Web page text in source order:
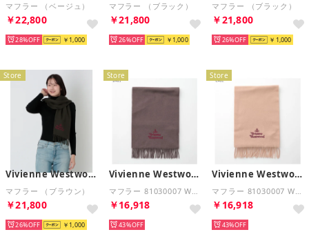
マフラー （ベージュ）
￥22,800
28% ￥1,000
マフラー （ブラック）
￥21,800
26% ￥1,000
マフラー （ブラック）
￥21,800
26% ￥1,000
Store
Vivienne Westwood
マフラー （ブラウン）
￥21,800
26% ￥1,000
Store
Vivienne Westwood
マフラー 81030007 W00Q7 AAB （D401/BROWN-ブラウン）
￥16,918
43%
Store
Vivienne Westwood
マフラー 81030007 W00Q7 AAB （C401/BEIGE-ベージュ）
￥16,918
43%